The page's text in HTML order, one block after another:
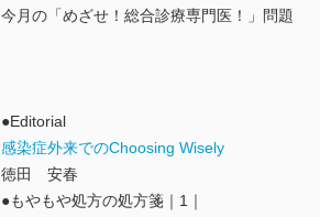
今月の「めざせ！総合診療専門医！」問題
●Editorial
感染症外来でのChoosing Wisely
徳田 安春
●もやもや処方の処方箋｜1｜